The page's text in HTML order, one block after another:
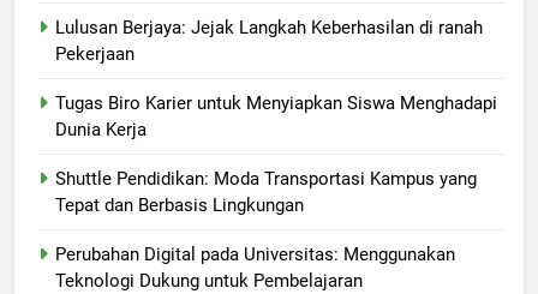
Lulusan Berjaya: Jejak Langkah Keberhasilan di ranah
Pekerjaan
Tugas Biro Karier untuk Menyiapkan Siswa Menghadapi
Dunia Kerja
Shuttle Pendidikan: Moda Transportasi Kampus yang
Tepat dan Berbasis Lingkungan
Perubahan Digital pada Universitas: Menggunakan
Teknologi Dukung untuk Pembelajaran